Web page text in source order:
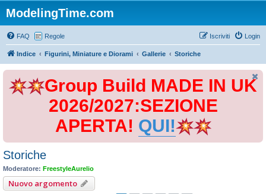
ModelingTime.com
FAQ Regole Login
Iscriviti
Indice Figurini, Miniature e Diorami Gallerie Storiche
Group Build MADE IN UK
2026/2027:SEZIONE
APERTA! QUI!
Storiche
Moderatore: FreestyleAurelio
Nuovo argomento